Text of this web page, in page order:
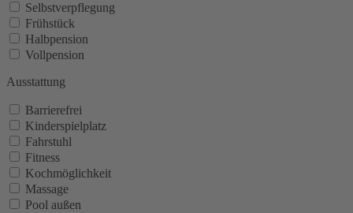
Selbstverpflegung
Frühstück
Halbpension
Vollpension
Ausstattung
Barrierefrei
Kinderspielplatz
Fahrstuhl
Fitness
Kochmöglichkeit
Massage
Pool außen